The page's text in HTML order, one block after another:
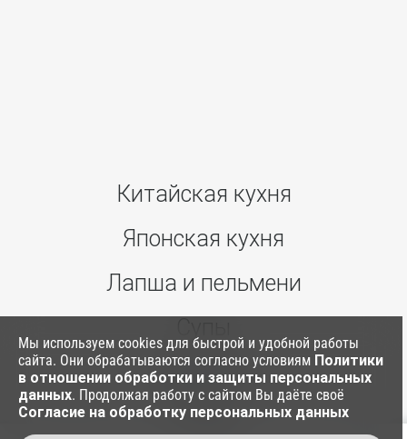
Китайская кухня
Японская кухня
Лапша и пельмени
Ким Паб
Соусы
Мы используем cookies для быстрой и удобной работы
сайта. Они обрабатываются согласно условиям Политики
в отношении обработки и защиты персональных
данных. Продолжая работу с сайтом Вы даёте своё
Согласие на обработку персональных данных